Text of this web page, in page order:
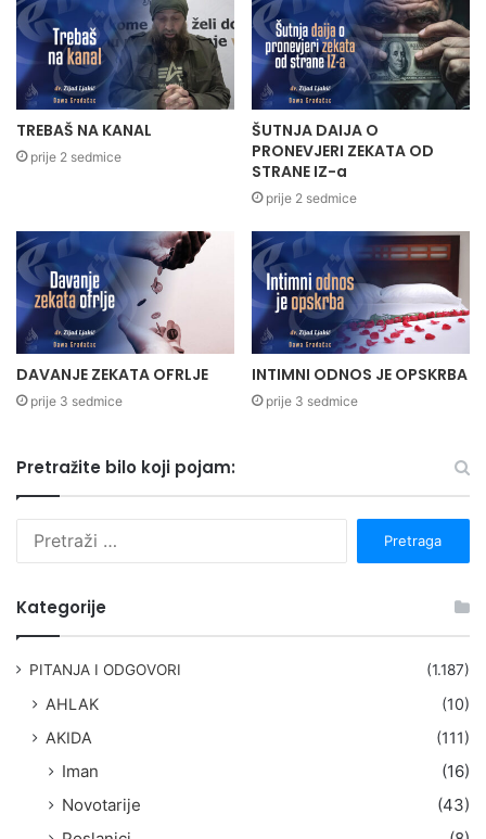
TREBAŠ NA KANAL
prije 2 sedmice
ŠUTNJA DAIJA O
PRONEVJERI ZEKATA OD
STRANE IZ-a
prije 2 sedmice
DAVANJE ZEKATA OFRLJE
prije 3 sedmice
INTIMNI ODNOS JE OPSKRBA
prije 3 sedmice
Pretražite bilo koji pojam:
Kategorije
PITANJA I ODGOVORI (1.187)
AHLAK
(10)
AKIDA
(111)
Iman
(16)
Novotarije
(43)